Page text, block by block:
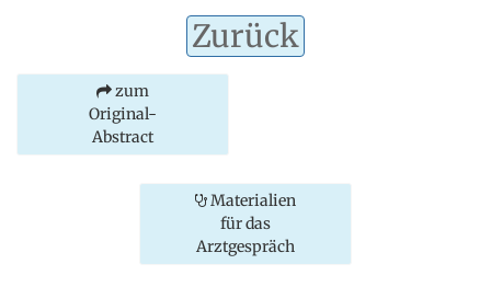
Zurück
zum
Original-
Abstract
Materialien
für das
Arztgespräch